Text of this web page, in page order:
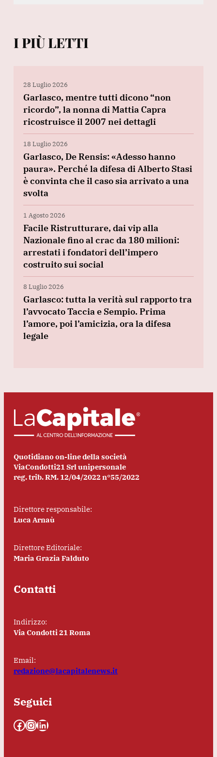
I PIÙ LETTI
28 Luglio 2026
Garlasco, mentre tutti dicono “non
ricordo”, la nonna di Mattia Capra
ricostruisce il 2007 nei dettagli
18 Luglio 2026
Garlasco, De Rensis: «Adesso hanno
paura». Perché la difesa di Alberto Stasi
è convinta che il caso sia arrivato a una
svolta
1 Agosto 2026
Facile Ristrutturare, dai vip alla
Nazionale fino al crac da 180 milioni:
arrestati i fondatori dell’impero
costruito sui social
8 Luglio 2026
Garlasco: tutta la verità sul rapporto tra
l’avvocato Taccia e Sempio. Prima
l’amore, poi l’amicizia, ora la difesa
legale
Quotidiano on-line della società
ViaCondotti21 Srl unipersonale
reg. trib. RM. 12/04/2022 n°55/2022
Direttore responsabile:
Luca Arnaù
Direttore Editoriale:
Maria Grazia Falduto
Contatti
Indirizzo:
Via Condotti 21 Roma
Email:
redazione@lacapitalenews.it
Seguici
Facebook InstagramLinkedIn